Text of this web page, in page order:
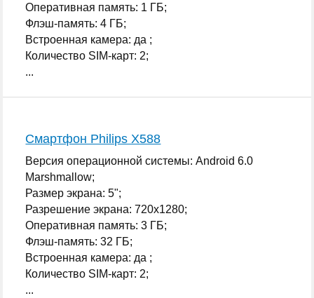
Оперативная память: 1 ГБ;
Флэш-память: 4 ГБ;
Встроенная камера: да ;
Количество SIM-карт: 2;
...
Смартфон Philips X588
Версия операционной системы: Android 6.0
Marshmallow;
Размер экрана: 5";
Разрешение экрана: 720x1280;
Оперативная память: 3 ГБ;
Флэш-память: 32 ГБ;
Встроенная камера: да ;
Количество SIM-карт: 2;
...